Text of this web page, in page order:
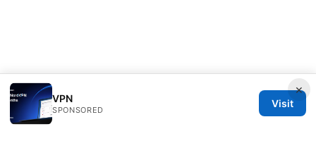
×
VPN
SPONSORED
Visit